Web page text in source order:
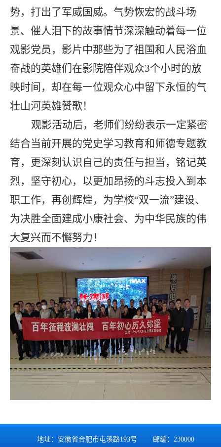
势，打出了军威国威。气势恢宏的战斗场
景、催人泪下的故事情节深深触动着每一位
观影党员，影片中那些为了祖国和人民浴血
奋战的英雄们在影院陪伴观众3个小时的放
映时间，却在每一位观众心中留下永恒的气
壮山河英雄赞歌！
观影活动后，老师们纷纷表示一定紧密
结合当前开展的党史学习教育和师德专题教
育，更深刻认识自己的责任与担当，铭记英
烈，坚守初心，以更加昂扬的斗志投入到本
职工作，再创辉煌，为学校“双一流”建设、
为决胜全面建成小康社会、为中华民族的伟
大复兴而不懈努力！
地址：安徽省合肥市屯溪路193号 邮编：230000